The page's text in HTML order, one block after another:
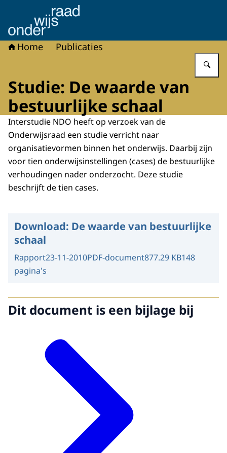
Naar de homepage van Onderwijsraad
Home Publicaties
Studie: De waarde van
bestuurlijke schaal
Interstudie NDO heeft op verzoek van de
Onderwijsraad een studie verricht naar
organisatievormen binnen het onderwijs. Daarbij zijn
voor tien onderwijsinstellingen (cases) de bestuurlijke
verhoudingen nader onderzocht. Deze studie
beschrijft de tien cases.
Download: De waarde van bestuurlijke
schaal
Rapport23-11-2010PDF-document877.29 KB148
pagina's
Dit document is een bijlage bij